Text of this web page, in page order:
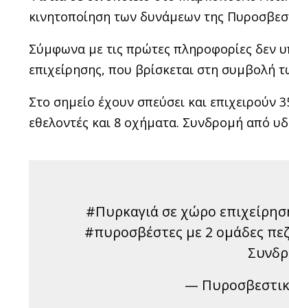
κινητοποίηση των δυνάμεων της
Σύμφωνα με τις πρώτες πληροφορίες δεν
επιχείρησης, που βρίσκεται στη συμβολή
Στο σημείο έχουν σπεύσει και
εθελοντές και 8 οχήματα. Συνδρομή από
#Πυρκαγιά σε χώρο
#πυροσβέστες με 2 ομάδες
—